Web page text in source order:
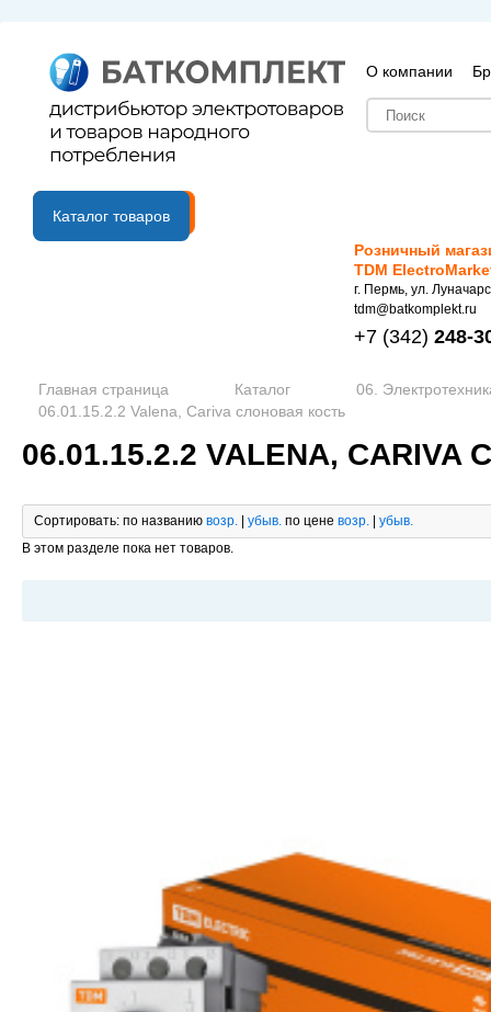
О компании
B2B портал
Каталог товаров
Розничный
TDM
г. Пермь, ул.
tdm@batkomplekt.ru
+7 (342) 248-
Главная страница Каталог
06.
06.01.15.2.2 Valena, Cariva слоновая кость
06.01.15.2.2 VALENA,
Сортировать: по названию возр. | убыв. по цене возр. | убыв.
В этом разделе пока нет товаров.